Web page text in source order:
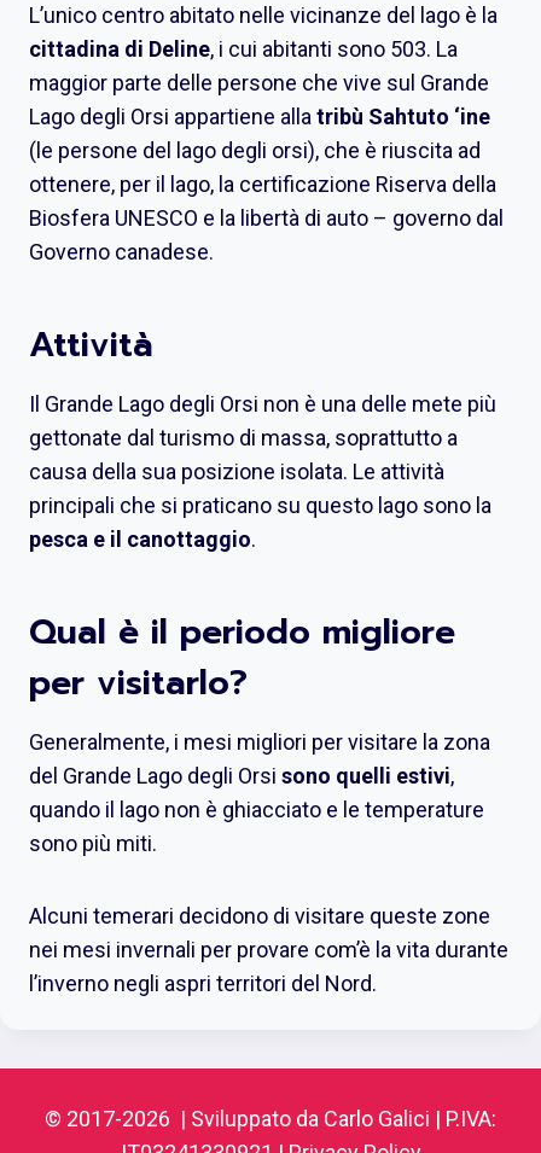
L’unico centro abitato nelle vicinanze del lago è la
cittadina di Deline, i cui abitanti sono 503. La
maggior parte delle persone che vive sul Grande
Lago degli Orsi appartiene alla tribù Sahtuto ‘ine
(le persone del lago degli orsi), che è riuscita ad
ottenere, per il lago, la certificazione Riserva della
Biosfera UNESCO e la libertà di auto – governo dal
Governo canadese.
Attività
Il Grande Lago degli Orsi non è una delle mete più
gettonate dal turismo di massa, soprattutto a
causa della sua posizione isolata. Le attività
principali che si praticano su questo lago sono la
pesca e il canottaggio.
Qual è il periodo migliore
per visitarlo?
Generalmente, i mesi migliori per visitare la zona
del Grande Lago degli Orsi sono quelli estivi,
quando il lago non è ghiacciato e le temperature
sono più miti.
Alcuni temerari decidono di visitare queste zone
nei mesi invernali per provare com’è la vita durante
l’inverno negli aspri territori del Nord.
© 2017-2026 | Sviluppato da Carlo Galici | P.IVA: